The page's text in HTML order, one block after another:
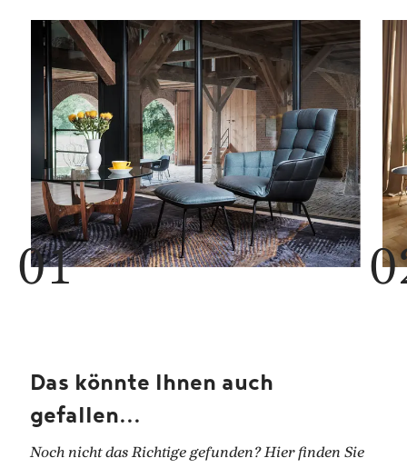
Das könnte Ihnen auch
gefallen...
Noch nicht das Richtige gefunden? Hier finden Sie